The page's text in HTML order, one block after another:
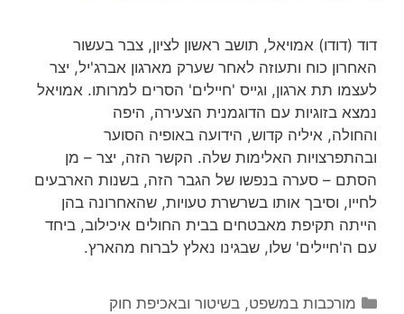
דוד (דודו) אמויאל, תושב ראשון לציון, צבר בעשור
האחרון כוח ותעוזה לאחר שערק מארגון אברג'יל, יצר
לעצמו תת ארגון, וגייס 'חיילים' הסרים למרותו. אמויאל
נמצא בזוגיות עם הדוגמנית הצעירה, היפה
והחולה, איליה קדוש, הידועה באופיה הסוער
ובהתפרצויות האלימות שלה. הקשר הזה, יצר – מן
הסתם – סערה בנפשו של הגבר הזה, בשנות הארבעים
לחייו, וסיבך אותו בשרשרת טעויות, שהאחרונה בהן
הייתה תקיפת מאבטחים בבית החולים איכילוב, ביחד
עם ה'חיילים' שלו, שבגינו נאלץ לברוח מהארץ.
קטגוריות
מורכבות במשפט, בשיטור ובאכיפת חוק